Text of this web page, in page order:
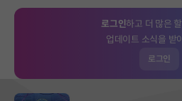
로그인하고 더 많은
업데이트 소식을 받
로그인